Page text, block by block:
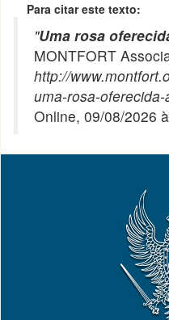
Para citar este texto:
"Uma rosa
MONTFORT
http://
uma-rosa-
Online, 09/08/2026